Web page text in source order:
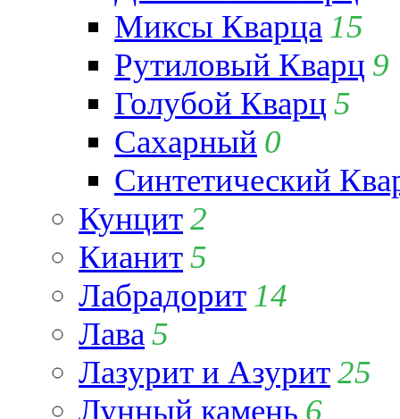
Миксы Кварца 15
Рутиловый Кварц 9
Голубой Кварц 5
Сахарный 0
Синтетический
Кунцит2
Кианит5
Лабрадорит 14
Лава 5
Лазурит и Азурит25
Лунный камень 6